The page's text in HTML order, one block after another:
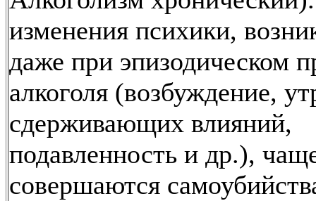
изменения психики,
даже при эпизодическом
алкоголя (возбуждение,
сдерживающих влияний,
подавленность и др.),
совершаются